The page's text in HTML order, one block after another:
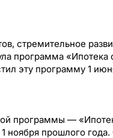
стремительное
программа
эту программу 1
программы —
ноября прошлого